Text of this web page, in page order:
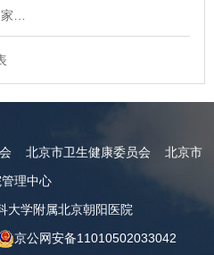
…
北京市卫生健康委员会
北京市
管理中心
大学附属北京朝阳医院
京公网安备11010502033042